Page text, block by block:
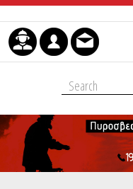
Skip to Content